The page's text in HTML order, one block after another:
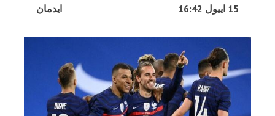
ایدمان 15 اییول 16:42